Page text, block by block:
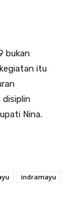
bukan
itu
disiplin
Nina.
indramayu